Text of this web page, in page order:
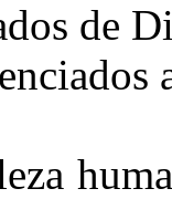
de